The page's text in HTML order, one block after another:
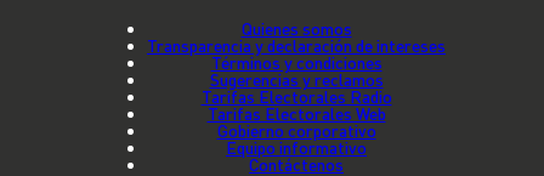
Quienes somos
Transparencia y declaración de intereses
Términos y condiciones
Sugerencias y reclamos
Tarifas Electorales Radio
Tarifas Electorales Web
Gobierno corporativo
Equipo informativo
Contáctenos